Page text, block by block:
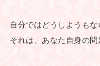
自分ではどうしようもな
それは、あなた自身の問